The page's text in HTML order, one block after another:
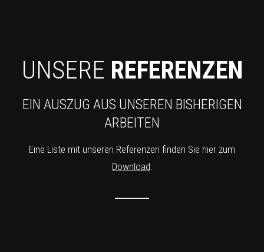
UNSERE REFERENZEN
EIN AUSZUG AUS UNSEREN BISHERIGEN
ARBEITEN
Eine Liste mit unseren Referenzen finden Sie hier zum
Download